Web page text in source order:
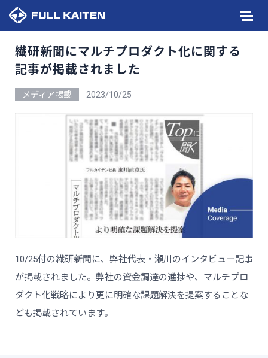
繊研新聞にマルチプロダクト化に関する
記事が掲載されました
メディア掲載 2023/10/25
10/25付の繊研新聞に、弊社代表・瀬川のインタビュー記事
が掲載されました。弊社の資金調達の進捗や、マルチプロ
ダクト化戦略により更に明確な課題解決を提案することな
ども掲載されています。